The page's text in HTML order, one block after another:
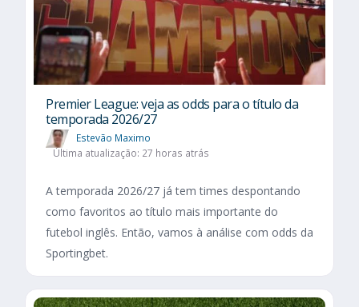
Premier League: veja as odds para o título da
temporada 2026/27
Estevão Maximo
Última atualização: 27 horas atrás
A temporada 2026/27 já tem times despontando
como favoritos ao título mais importante do
futebol inglês. Então, vamos à análise com odds da
Sportingbet.